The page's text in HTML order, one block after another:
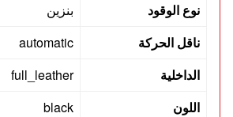
نوع الوقود
بنزين
ناقل الحركة
automatic
الداخلية
full_leather
اللون
black